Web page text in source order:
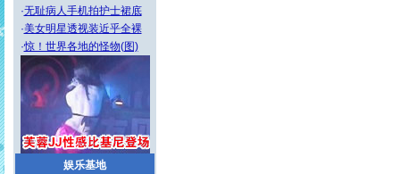
·无耻病人手机拍护士裙底
·美女明星透视装近乎全裸
·惊！世界各地的怪物(图)
娱乐基地